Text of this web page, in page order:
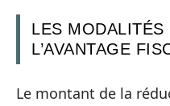
LES MODALITÉS
L’AVANTAGE
Le montant de la